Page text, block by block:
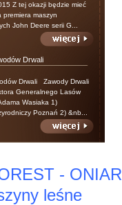
Z tej okazji będzie mieć
premiera maszyn
John Deere serii G...
Drwali
Drwali Zawody Drwali
Generalnego Lasów
Wasiaka 1)
Poznań 2) &nb...
- ONIAR
leśne